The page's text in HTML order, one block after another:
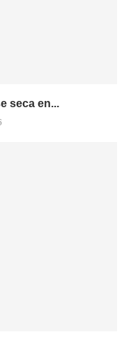
seca en...